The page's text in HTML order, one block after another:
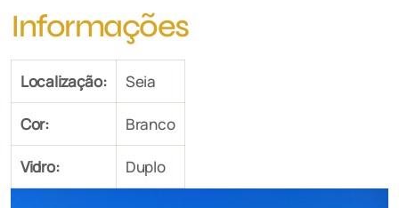
Informações
Localização: Seia
Cor: Branco
Vidro: Duplo